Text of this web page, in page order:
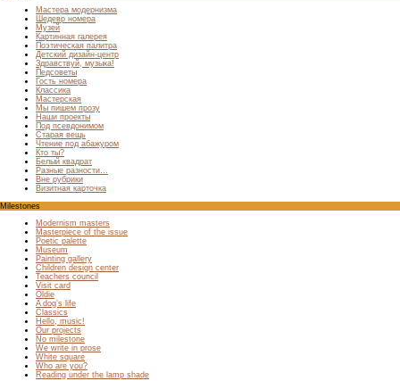
Мастера модернизма
Шедевр номера
Музей
Картинная галерея
Поэтическая палитра
Детский дизайн-центр
Здравствуй, музыка!
Педсоветы
Гость номера
Классика
Мастерская
Мы пишем прозу
Наши проекты
Под псевдонимом
Старая вещь
Чтение под абажуром
Кто ты?
Белый квадрат
Разные разности…
Вне рубрики
Визитная карточка
Milestones
Modernism masters
Masterpiece of the issue
Poetic palette
Museum
Painting gallery
Children design center
Teachers council
Visit card
Oldie
A dog’s life
Classics
Hello, music!
Our projects
No milestone
We write in prose
White square
Who are you?
Reading under the lamp shade